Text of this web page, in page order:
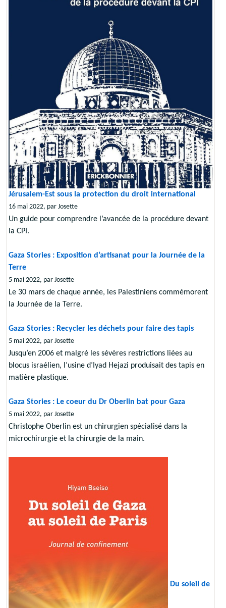
Jérusalem-Est sous la protection du droit international
16 mai 2022, par Josette
Un guide pour comprendre l’avancée de la procédure devant
la CPI.
Gaza Stories : Exposition d’artisanat pour la Journée de la
Terre
5 mai 2022, par Josette
Le 30 mars de chaque année, les Palestiniens commémorent
la Journée de la Terre.
Gaza Stories : Recycler les déchets pour faire des tapis
5 mai 2022, par Josette
Jusqu’en 2006 et malgré les sévères restrictions liées au
blocus israélien, l’usine d’Iyad Hejazi produisait des tapis en
matière plastique.
Gaza Stories : Le coeur du Dr Oberlin bat pour Gaza
5 mai 2022, par Josette
Christophe Oberlin est un chirurgien spécialisé dans la
microchirurgie et la chirurgie de la main.
Du soleil de